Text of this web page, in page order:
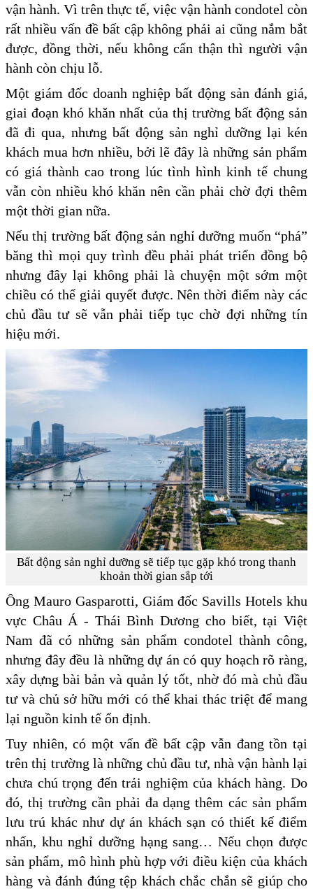
vận hành. Vì trên thực tế, việc vận hành condotel còn
rất nhiều vấn đề bất cập không phải ai cũng nắm bắt
được, đồng thời, nếu không cẩn thận thì người vận
hành còn chịu lỗ.
Một giám đốc doanh nghiệp bất động sản đánh giá,
giai đoạn khó khăn nhất của thị trường bất động sản
đã đi qua, nhưng bất động sản nghỉ dưỡng lại kén
khách mua hơn nhiều, bởi lẽ đây là những sản phẩm
có giá thành cao trong lúc tình hình kinh tế chung
vẫn còn nhiều khó khăn nên cần phải chờ đợi thêm
một thời gian nữa.
Nếu thị trường bất động sản nghỉ dưỡng muốn “phá”
băng thì mọi quy trình đều phải phát triển đồng bộ
nhưng đây lại không phải là chuyện một sớm một
chiều có thể giải quyết được. Nên thời điểm này các
chủ đầu tư sẽ vẫn phải tiếp tục chờ đợi những tín
hiệu mới.
Bất động sản nghỉ dưỡng sẽ tiếp tục gặp khó trong thanh
khoản thời gian sắp tới
Ông Mauro Gasparotti, Giám đốc Savills Hotels khu
vực Châu Á - Thái Bình Dương cho biết, tại Việt
Nam đã có những sản phẩm condotel thành công,
nhưng đây đều là những dự án có quy hoạch rõ ràng,
xây dựng bài bản và quản lý tốt, nhờ đó mà chủ đầu
tư và chủ sở hữu mới có thể khai thác triệt để mang
lại nguồn kinh tế ổn định.
Tuy nhiên, có một vấn đề bất cập vẫn đang tồn tại
trên thị trường là những chủ đầu tư, nhà vận hành lại
chưa chú trọng đến trải nghiệm của khách hàng. Do
đó, thị trường cần phải đa dạng thêm các sản phẩm
lưu trú khác như dự án khách sạn có thiết kế điểm
nhấn, khu nghỉ dưỡng hạng sang… Nếu chọn được
sản phẩm, mô hình phù hợp với điều kiện của khách
hàng và đánh đúng tệp khách chắc chắn sẽ giúp cho